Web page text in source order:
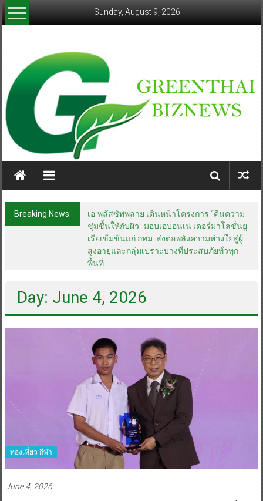
Skip
to
Sunday, August 9, 2026
greenthaibiznews.com
Breaking News:
เอ-พลัสซัพพลาย เดินหน้าโครงการ “คืนความ
ชุ่มชื้นให้กับผิว” มอบเอบอนเน่ เดอร์มาโลชั่นยู
เรียเข้มข้นแก่ กทม. ส่งต่อพลังความห่วงใยสู่ผู้
สูงอายุและกลุ่มเปราะบางที่ประสบภัยทั่วทุก
พื้นที่
Day: June 4, 2026
ท่องเที่ยว-กีฬา
June 4, 2026